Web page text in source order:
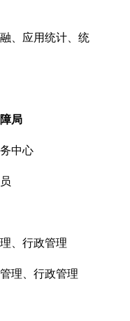
、应用统计、统
局
中心
、行政管理
理、行政管理